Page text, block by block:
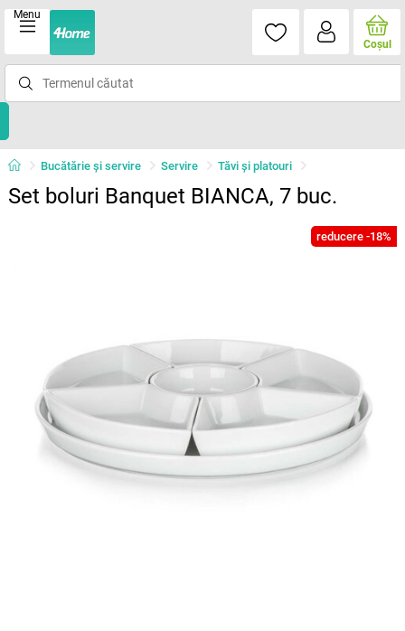
Menu
Coşul
Bucătărie și servire Servire Tăvi şi platouri
Set boluri Banquet BIANCA, 7 buc.
reducere -18%